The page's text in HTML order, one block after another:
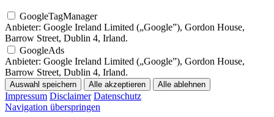
GoogleTagManager
Anbieter: Google Ireland Limited („Google”), Gordon House,
Barrow Street, Dublin 4, Irland.
GoogleAds
Anbieter: Google Ireland Limited („Google”), Gordon House,
Barrow Street, Dublin 4, Irland.
Auswahl speichern Alle akzeptieren Alle ablehnen
Impressum Disclaimer Datenschutz
Navigation überspringen